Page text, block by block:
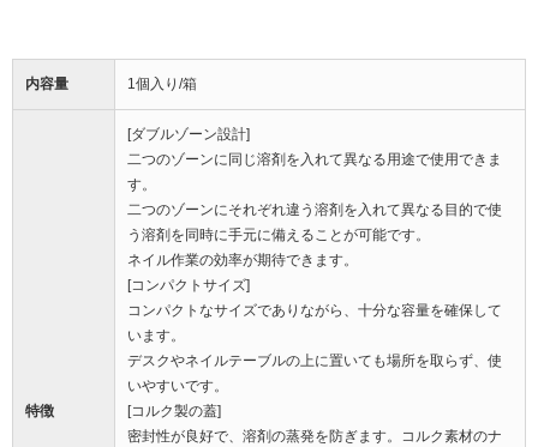
内容量 1個入り/箱
特徴
[ダブルゾーン設計]
二つのゾーンに同じ溶剤を入れて異なる用途で使用できま
す。
二つのゾーンにそれぞれ違う溶剤を入れて異なる目的で使
う溶剤を同時に手元に備えることが可能です。
ネイル作業の効率が期待できます。
[コンパクトサイズ]
コンパクトなサイズでありながら、十分な容量を確保して
います。
デスクやネイルテーブルの上に置いても場所を取らず、使
いやすいです。
[コルク製の蓋]
密封性が良好で、溶剤の蒸発を防ぎます。コルク素材のナ